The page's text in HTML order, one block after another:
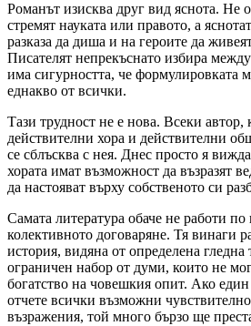
Романът изисква друг вид яснота. Не
стремят науката или правото, а
разказа да диша и на героите да
Писателят непрекъснато избира
има сигурността, че формулировката
еднакво от всички.
Тази трудност не е нова. Всеки автор,
действителни хора и действителни
се сблъсква с нея. Днес просто я
хората имат възможност да възразят
да настояват върху собственото си
Самата литература обаче не работи по
колективното договаряне. Тя винаги
история, видяна от определена гледна
ограничен набор от думи, които не
богатство на човешкия опит. Ако
отчете всички възможни
възражения, той много бързо ще